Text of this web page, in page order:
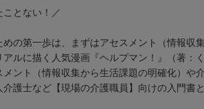
ことない！／
の第一歩は、まずはアセスメント（情報収集
ルに描く人気漫画『ヘルプマン！』（著：
ント（情報収集から生活課題の明確化）や
介護士など【現場の介護職員】向けの入門